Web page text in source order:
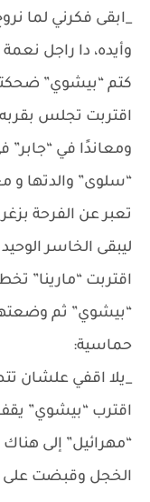
_ابقى فكرني لما
وأيده، دا راجل
كتم “بيشوي”
اقتربت تجلس
ومعاندًا في
“سلوى” والدتها و
تعبر عن الفرحة
ليبقى الخاسر الوحيد
اقتربت “مارينا”
“بيشوي” ثم
حماسية:
_يلا اقفي علشان
اقترب “بيشوي”
“مهرائيل” إلى
الخجل وقبضت على